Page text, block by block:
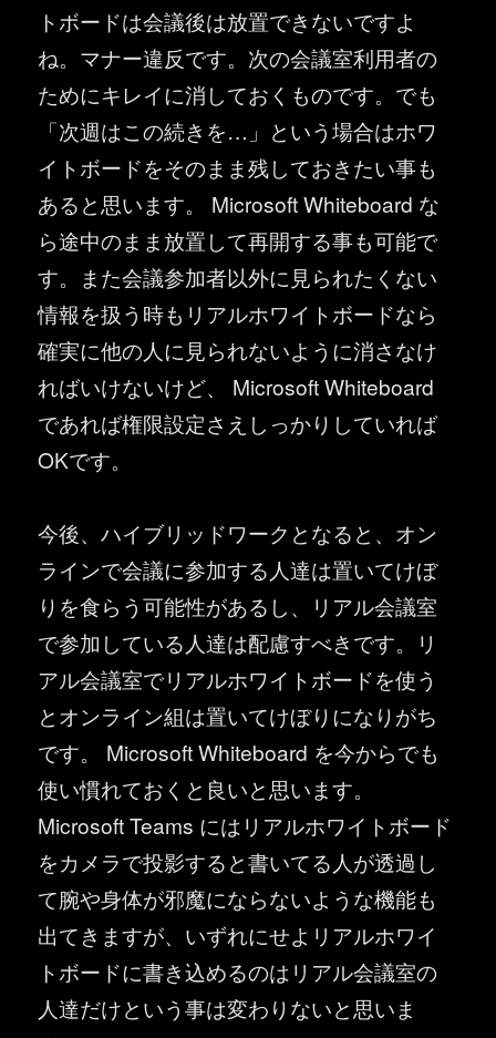
トボードは会議後は放置できないですよ
ね。マナー違反です。次の会議室利用者の
ためにキレイに消しておくものです。でも
「次週はこの続きを…」という場合はホワ
イトボードをそのまま残しておきたい事も
あると思います。 Microsoft Whiteboard な
ら途中のまま放置して再開する事も可能で
す。また会議参加者以外に見られたくない
情報を扱う時もリアルホワイトボードなら
確実に他の人に見られないように消さなけ
ればいけないけど、 Microsoft Whiteboard
であれば権限設定さえしっかりしていれば
OKです。
今後、ハイブリッドワークとなると、オン
ラインで会議に参加する人達は置いてけぼ
りを食らう可能性があるし、リアル会議室
で参加している人達は配慮すべきです。リ
アル会議室でリアルホワイトボードを使う
とオンライン組は置いてけぼりになりがち
です。 Microsoft Whiteboard を今からでも
使い慣れておくと良いと思います。
Microsoft Teams にはリアルホワイトボード
をカメラで投影すると書いてる人が透過し
て腕や身体が邪魔にならないような機能も
出てきますが、いずれにせよリアルホワイ
トボードに書き込めるのはリアル会議室の
人達だけという事は変わりないと思いま